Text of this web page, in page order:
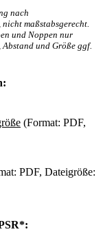
nach
maßstabsgerecht.
und Noppen nur
und Größe ggf.
(Format: PDF,
PDF, Dateigröße: